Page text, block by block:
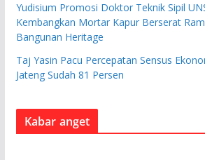
Yudisium Promosi Doktor Teknik Sipil
Kembangkan Mortar Kapur Berserat
Bangunan Heritage
Taj Yasin Pacu Percepatan Sensus
Jateng Sudah 81 Persen
Kabar anget